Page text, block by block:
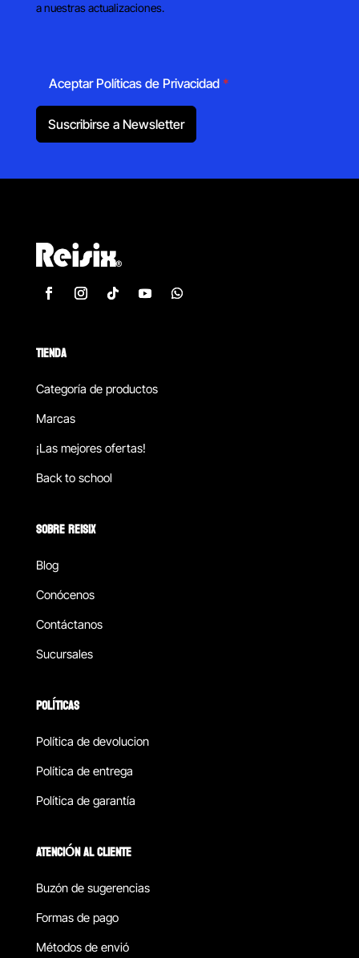
a nuestras actualizaciones.
Aceptar Políticas de Privacidad *
Suscribirse a Newsletter
TIENDA
Categoría de productos
Marcas
¡Las mejores ofertas!
Back to school
SOBRE REISIX
Blog
Conócenos
Contáctanos
Sucursales
POLÍTICAS
Política de devolucion
Política de entrega
Política de garantía
ATENCIÓN AL CLIENTE
Buzón de sugerencias
Formas de pago
Métodos de envió